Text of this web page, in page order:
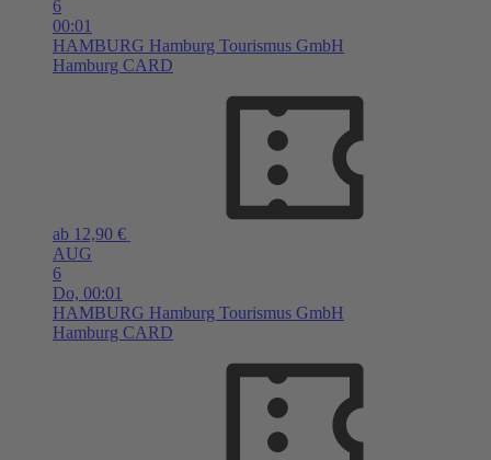
6
00:01
HAMBURG Hamburg Tourismus GmbH
Hamburg CARD
ab 12,90 €
AUG
6
Do, 00:01
HAMBURG Hamburg Tourismus GmbH
Hamburg CARD